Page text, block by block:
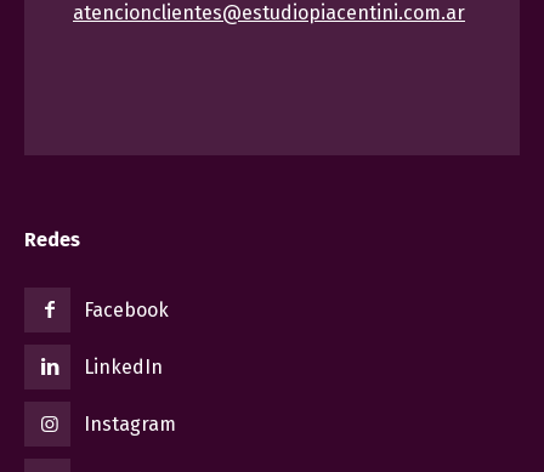
atencionclientes@estudiopiacentini.com.ar
Redes
Facebook
LinkedIn
Instagram